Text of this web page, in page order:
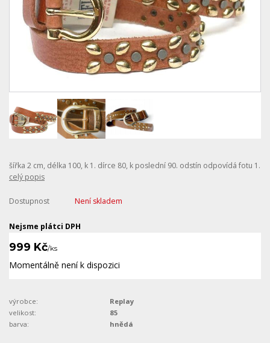
šířka 2 cm, délka 100, k 1. dírce 80, k poslední 90. odstín odpovídá fotu 1.
celý popis
Dostupnost Není skladem
Nejsme plátci DPH
999 Kč/ks
Momentálně není k dispozici
výrobce:
Replay
velikost:
85
barva:
hnědá